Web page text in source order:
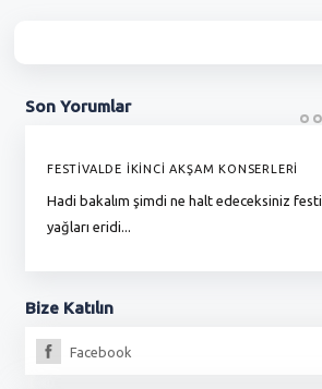
Son Yorumlar
FESTİVALDE İKİNCİ AKŞAM KONSERLERİ
Hadi bakalım şimdi ne halt edeceksiniz
yağları eridi...
Bize Katılın
Facebook